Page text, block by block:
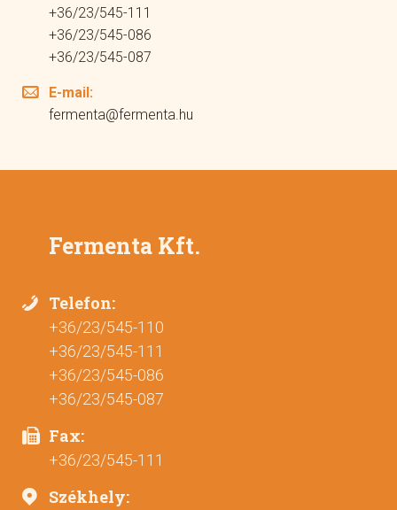
+36/23/545-111
+36/23/545-086
+36/23/545-087
E-mail:
fermenta@fermenta.hu
Fermenta Kft.
Telefon:
+36/23/545-110
+36/23/545-111
+36/23/545-086
+36/23/545-087
Fax:
+36/23/545-111
Székhely: